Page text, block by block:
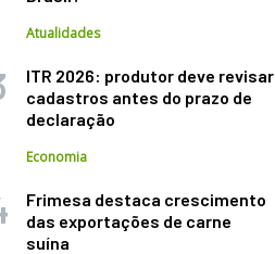
Atualidades
ITR 2026: produtor deve revisar
cadastros antes do prazo de
declaração
Economia
Frimesa destaca crescimento
das exportações de carne
suína